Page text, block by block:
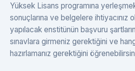
Yüksek Lisans programına
sonuçlarına ve belgelere ihtiyacınız
yapılacak enstitünün başvuru
sınavlara girmeniz gerektiğini ve
hazırlamanız gerektiğini